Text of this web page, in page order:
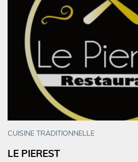
CUISINE TRADITIONNELLE
LE PIEREST